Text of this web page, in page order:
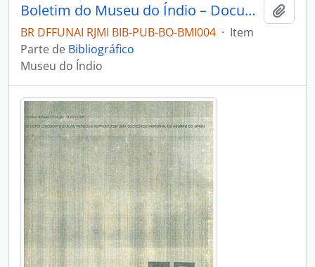
Boletim do Museu do Índio – Documentação – Nº 8
BR DFFUNAI RJMI BIB-PUB-BO-BMI004 · Item
Parte de Bibliográfico
Museu do Índio